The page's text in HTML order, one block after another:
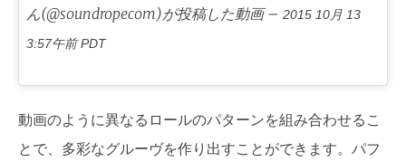
ん(@soundropecom)が投稿した動画 – 2015 10月 13
3:57午前 PDT
動画のように異なるロールのパターンを組み合わせるこ
とで、多彩なグルーヴを作り出すことができます。パフ